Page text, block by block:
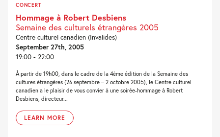
CONCERT
Hommage à Robert Desbiens
Semaine des culturels étrangères 2005
Centre culturel canadien (Invalides)
September 27th, 2005
19:00 - 22:00
À partir de 19h00, dans le cadre de la 4ème édition de la Semaine des
cultures étrangères (26 septembre – 2 octobre 2005), le Centre culturel
canadien a le plaisir de vous convier à une soirée-hommage à Robert
Desbiens, directeur...
LEARN MORE